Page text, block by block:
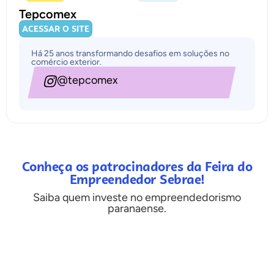
Tepcomex
ACESSAR O SITE
Há 25 anos transformando desafios em soluções no
comércio exterior.
@tepcomex
Conheça os patrocinadores da Feira do
Empreendedor Sebrae!
Saiba quem investe no empreendedorismo
paranaense.